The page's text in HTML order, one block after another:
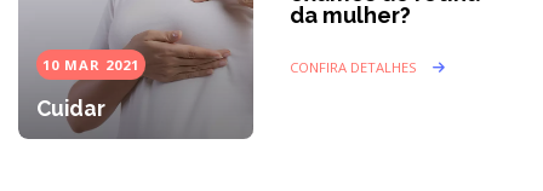
10 MAR 2021
Cuidar
da mulher?
CONFIRA DETALHES